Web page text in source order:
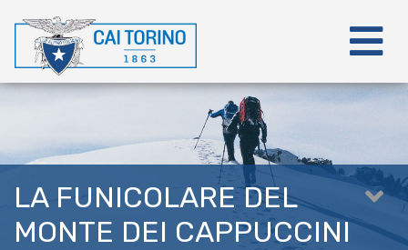
LA FUNICOLARE DEL
MONTE DEI CAPPUCCINI